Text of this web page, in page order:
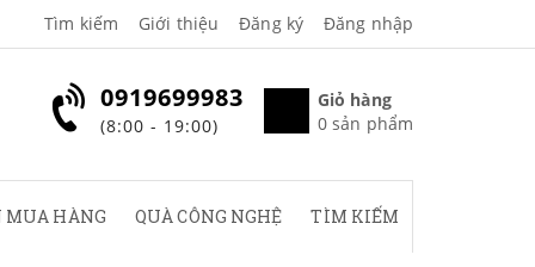
Tìm kiếm Giới thiệu Đăng ký Đăng nhập
Giỏ hàng
0 sản phẩm
0919699983
(8:00 - 19:00)
MUA HÀNG QUÀ CÔNG NGHỆ TÌM KIẾM